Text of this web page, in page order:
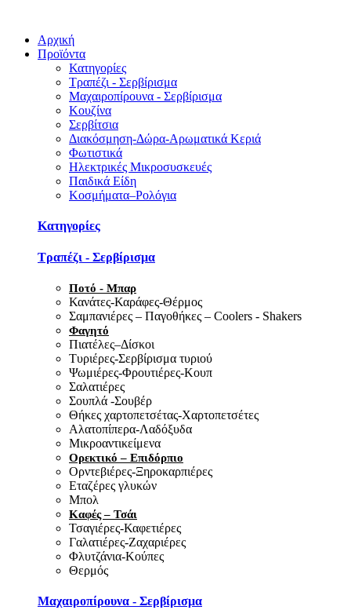
Αρχική
Προϊόντα
Κατηγορίες
Τραπέζι - Σερβίρισμα
Μαχαιροπίρουνα - Σερβίρισμα
Κουζίνα
Σερβίτσια
Διακόσμηση-Δώρα-Αρωματικά Κεριά
Φωτιστικά
Ηλεκτρικές Μικροσυσκευές
Παιδικά Είδη
Κοσμήματα–Ρολόγια
Κατηγορίες
Τραπέζι - Σερβίρισμα
Ποτό - Μπαρ
Κανάτες-Καράφες-Θέρμος
Σαμπανιέρες – Παγοθήκες – Coolers - Shakers
Φαγητό
Πιατέλες–Δίσκοι
Τυριέρες-Σερβίρισμα τυριού
Ψωμιέρες-Φρουτιέρες-Κουπ
Σαλατιέρες
Σουπλά -Σουβέρ
Θήκες χαρτοπετσέτας-Χαρτοπετσέτες
Αλατοπίπερα-Λαδόξυδα
Μικροαντικείμενα
Ορεκτικό – Επιδόρπιο
Ορντεβιέρες-Ξηροκαρπιέρες
Εταζέρες γλυκών
Μπολ
Καφές – Τσάι
Τσαγιέρες-Καφετιέρες
Γαλατιέρες-Ζαχαριέρες
Φλυτζάνια-Κούπες
Θερμός
Μαχαιροπίρουνα - Σερβίρισμα